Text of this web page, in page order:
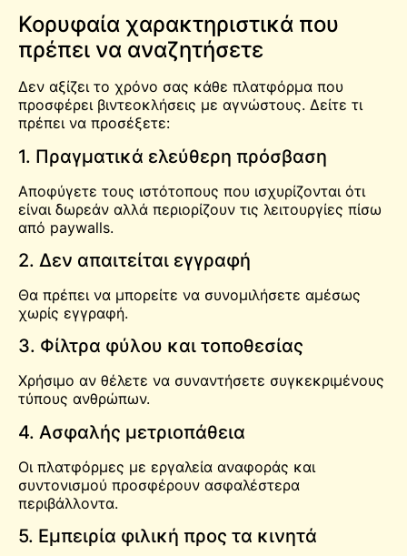
Κορυφαία χαρακτηριστικά που
πρέπει να αναζητήσετε
Δεν αξίζει το χρόνο σας κάθε πλατφόρμα που
προσφέρει βιντεοκλήσεις με αγνώστους. Δείτε τι
πρέπει να προσέξετε:
1. Πραγματικά ελεύθερη πρόσβαση
Αποφύγετε τους ιστότοπους που ισχυρίζονται ότι
είναι δωρεάν αλλά περιορίζουν τις λειτουργίες πίσω
από paywalls.
2. Δεν απαιτείται εγγραφή
Θα πρέπει να μπορείτε να συνομιλήσετε αμέσως
χωρίς εγγραφή.
3. Φίλτρα φύλου και τοποθεσίας
Χρήσιμο αν θέλετε να συναντήσετε συγκεκριμένους
τύπους ανθρώπων.
4. Ασφαλής μετριοπάθεια
Οι πλατφόρμες με εργαλεία αναφοράς και
συντονισμού προσφέρουν ασφαλέστερα
περιβάλλοντα.
5. Εμπειρία φιλική προς τα κινητά